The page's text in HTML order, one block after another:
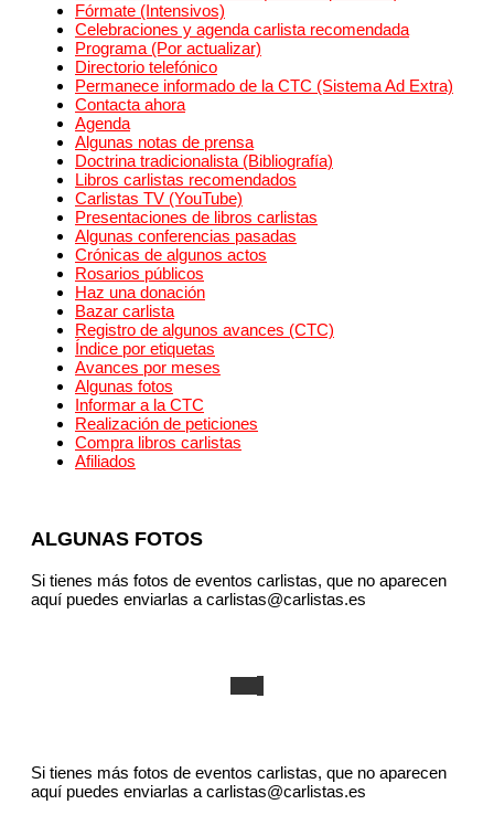
Fórmate (Intensivos)
Celebraciones y agenda carlista recomendada
Programa (Por actualizar)
Directorio telefónico
Permanece informado de la CTC (Sistema Ad Extra)
Contacta ahora
Agenda
Algunas notas de prensa
Doctrina tradicionalista (Bibliografía)
Libros carlistas recomendados
Carlistas TV (YouTube)
Presentaciones de libros carlistas
Algunas conferencias pasadas
Crónicas de algunos actos
Rosarios públicos
Haz una donación
Bazar carlista
Registro de algunos avances (CTC)
Índice por etiquetas
Avances por meses
Algunas fotos
Informar a la CTC
Realización de peticiones
Compra libros carlistas
Afiliados
ALGUNAS FOTOS
Si tienes más fotos de eventos carlistas, que no aparecen
aquí puedes enviarlas a carlistas@carlistas.es
Si tienes más fotos de eventos carlistas, que no aparecen
aquí puedes enviarlas a carlistas@carlistas.es